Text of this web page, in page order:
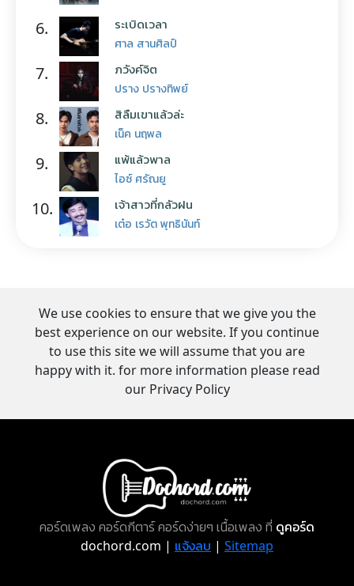
6. ระเบิดเวลา
ศาล สานศิลป์
7. ภวังค์จิต
ปราง ปรางทิพย์
8. สิลืมเขาแล้วล่ะ
เน็ค นฤพล
9. แพ้แล้วพาล
ไอซ์ ศรัณยู
10. เจ้าสาวที่กลัวฝน
เต๋อ เรวัต พุทธินันท์
We use cookies to ensure that we give you the
best experience on our website. If you continue
to use this site we will assume that you are
happy with it. for more information please read
our Privacy Policy
คอร์ดเพลง คอร์ดกีตาร์ คอร์ดง่ายๆ เนื้อเพลง ที่ ดูคอร์ด
dochord.com | แจ้งลบ | Sitemap